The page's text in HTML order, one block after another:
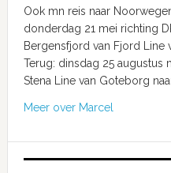
Ook mn reis naar
donderdag 21 mei richting
Bergensfjord van Fjord Line
Terug: dinsdag 25 augustus
Stena Line van Goteborg
Meer over Marcel